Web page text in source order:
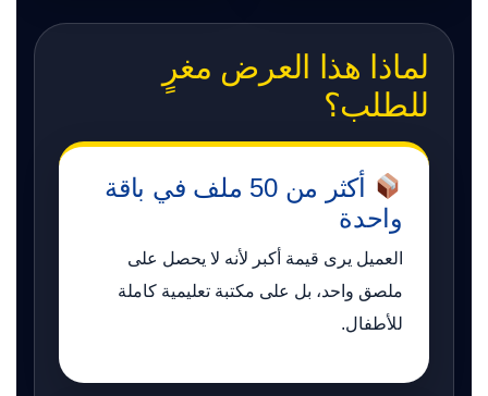
لماذا هذا العرض مغرٍ
للطلب؟
أكثر من 50 ملف في باقة
واحدة
العميل يرى قيمة أكبر لأنه لا يحصل على
ملصق واحد، بل على مكتبة تعليمية كاملة
للأطفال.